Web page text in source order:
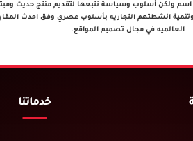
اسم ولكن أسلوب وسياسة نتبعها لتقديم منتج حديث
وتنمية انشطتهم التجاريه بأسلوب عصري وفق احدث
العالميه في مجال تصميم المواقع.
خدماتنا